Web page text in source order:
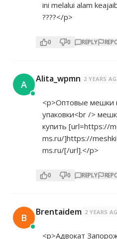
ini melalui alam
????</p>
0 0 REPLY
A Alita_wpmn 2 YEARS
<p>Оптовые мешки
упаковки<br />
купить [url=https://
ms.ru/]https://
ms.ru/[/url].</p>
0 0 REPLY
B Brentaidem 2 YEARS
<p>Адвокат